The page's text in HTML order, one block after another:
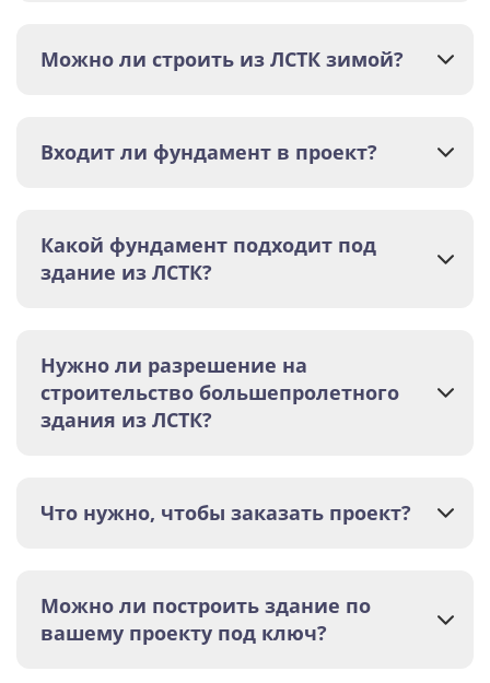
Можно ли строить из ЛСТК зимой?
Входит ли фундамент в проект?
Какой фундамент подходит под
здание из ЛСТК?
Нужно ли разрешение на
строительство большепролетного
здания из ЛСТК?
Что нужно, чтобы заказать проект?
Можно ли построить здание по
вашему проекту под ключ?